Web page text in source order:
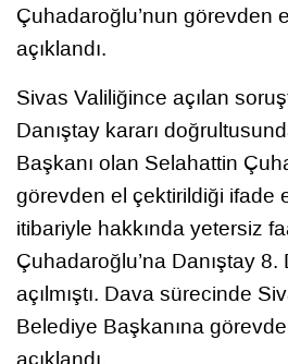
Çuhadaroğlu’nun görevden
açıklandı.
Sivas Valiliğince açılan
Danıştay kararı
Başkanı olan Selahattin
görevden el çektirildiği ifade
itibariyle hakkında yetersiz
Çuhadaroğlu’na Danıştay
açılmıştı. Dava sürecinde
Belediye Başkanına